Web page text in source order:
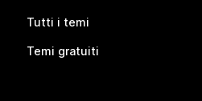
Tutti i temi
Temi gratuiti